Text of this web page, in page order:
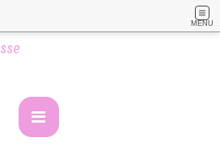
MENU